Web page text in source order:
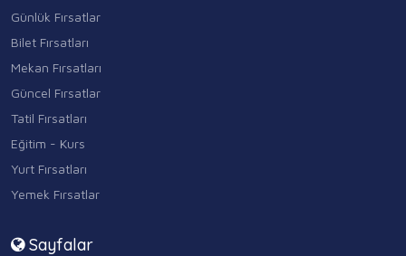
Günlük Fırsatlar
Bilet Fırsatları
Mekan Fırsatları
Güncel Fırsatlar
Tatil Fırsatları
Eğitim - Kurs
Yurt Fırsatları
Yemek Fırsatlar
Sayfalar